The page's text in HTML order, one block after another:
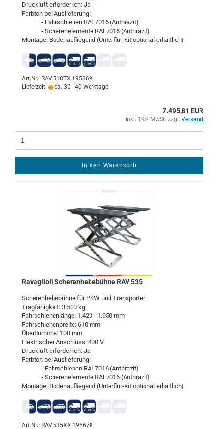
Druck­luft er­for­der­lich: Ja
Farb­ton bei Aus­lie­fe­rung:
- Fahr­schie­nen RAL7016 (An­thra­zit)
- Sche­ren­ele­men­te RAL7016 (An­thra­zit)
Mon­ta­ge: Bo­den­auf­lie­gend (Unterflur-​Kit op­tio­nal er­hält­lich)
Art.Nr.: RAV.518TX.195869
Lieferzeit:
ca. 30 - 40 Werktage
7.495,81 EUR
inkl. 19% MwSt. zzgl. Versand
In den Warenkorb
Ra­vaglio­li Sche­ren­he­be­büh­ne RAV 535
Sche­ren­he­be­büh­ne für PKW und Trans­por­ter
Trag­fä­hig­keit: 3.500 kg
Fahr­schie­nen­län­ge: 1.420 - 1.950 mm
Fahr­schie­nen­brei­te: 610 mm
Über­flur­hö­he: 100 mm
Elek­tri­scher An­schluss: 400 V
Druck­luft er­for­der­lich: Ja
Farb­ton bei Aus­lie­fe­rung:
- Fahr­schie­nen RAL7016 (An­thra­zit)
- Sche­ren­ele­men­te RAL7016 (An­thra­zit)
Mon­ta­ge: Bo­den­auf­lie­gend (Unterflur-​Kit op­tio­nal er­hält­lich)
Art.Nr.: RAV.535XX.195678